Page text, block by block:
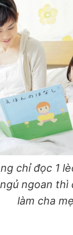
chỉ đọc 1
ngoan thì
làm cha